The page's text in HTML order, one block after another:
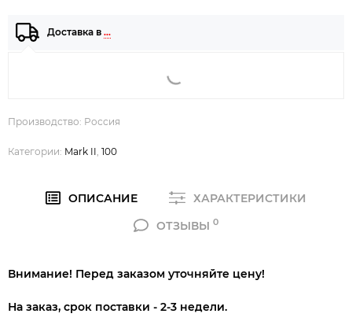
Доставка в …
Производство: Россия
Категории: Mark II 100
ОПИСАНИЕ
ХАРАКТЕРИСТИКИ
ОТЗЫВЫ 0
Внимание! Перед заказом уточняйте цену!
На заказ, срок поставки - 2-3 недели.